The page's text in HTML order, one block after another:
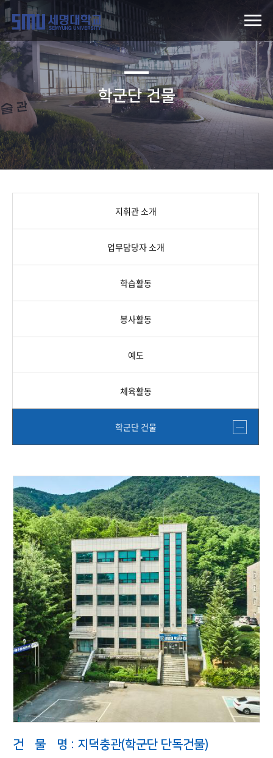
학군단 건물
지휘관 소개
업무담당자 소개
학습활동
봉사활동
예도
체육활동
학군단 건물
건 물 명 : 지덕충관(학군단 단독건물)